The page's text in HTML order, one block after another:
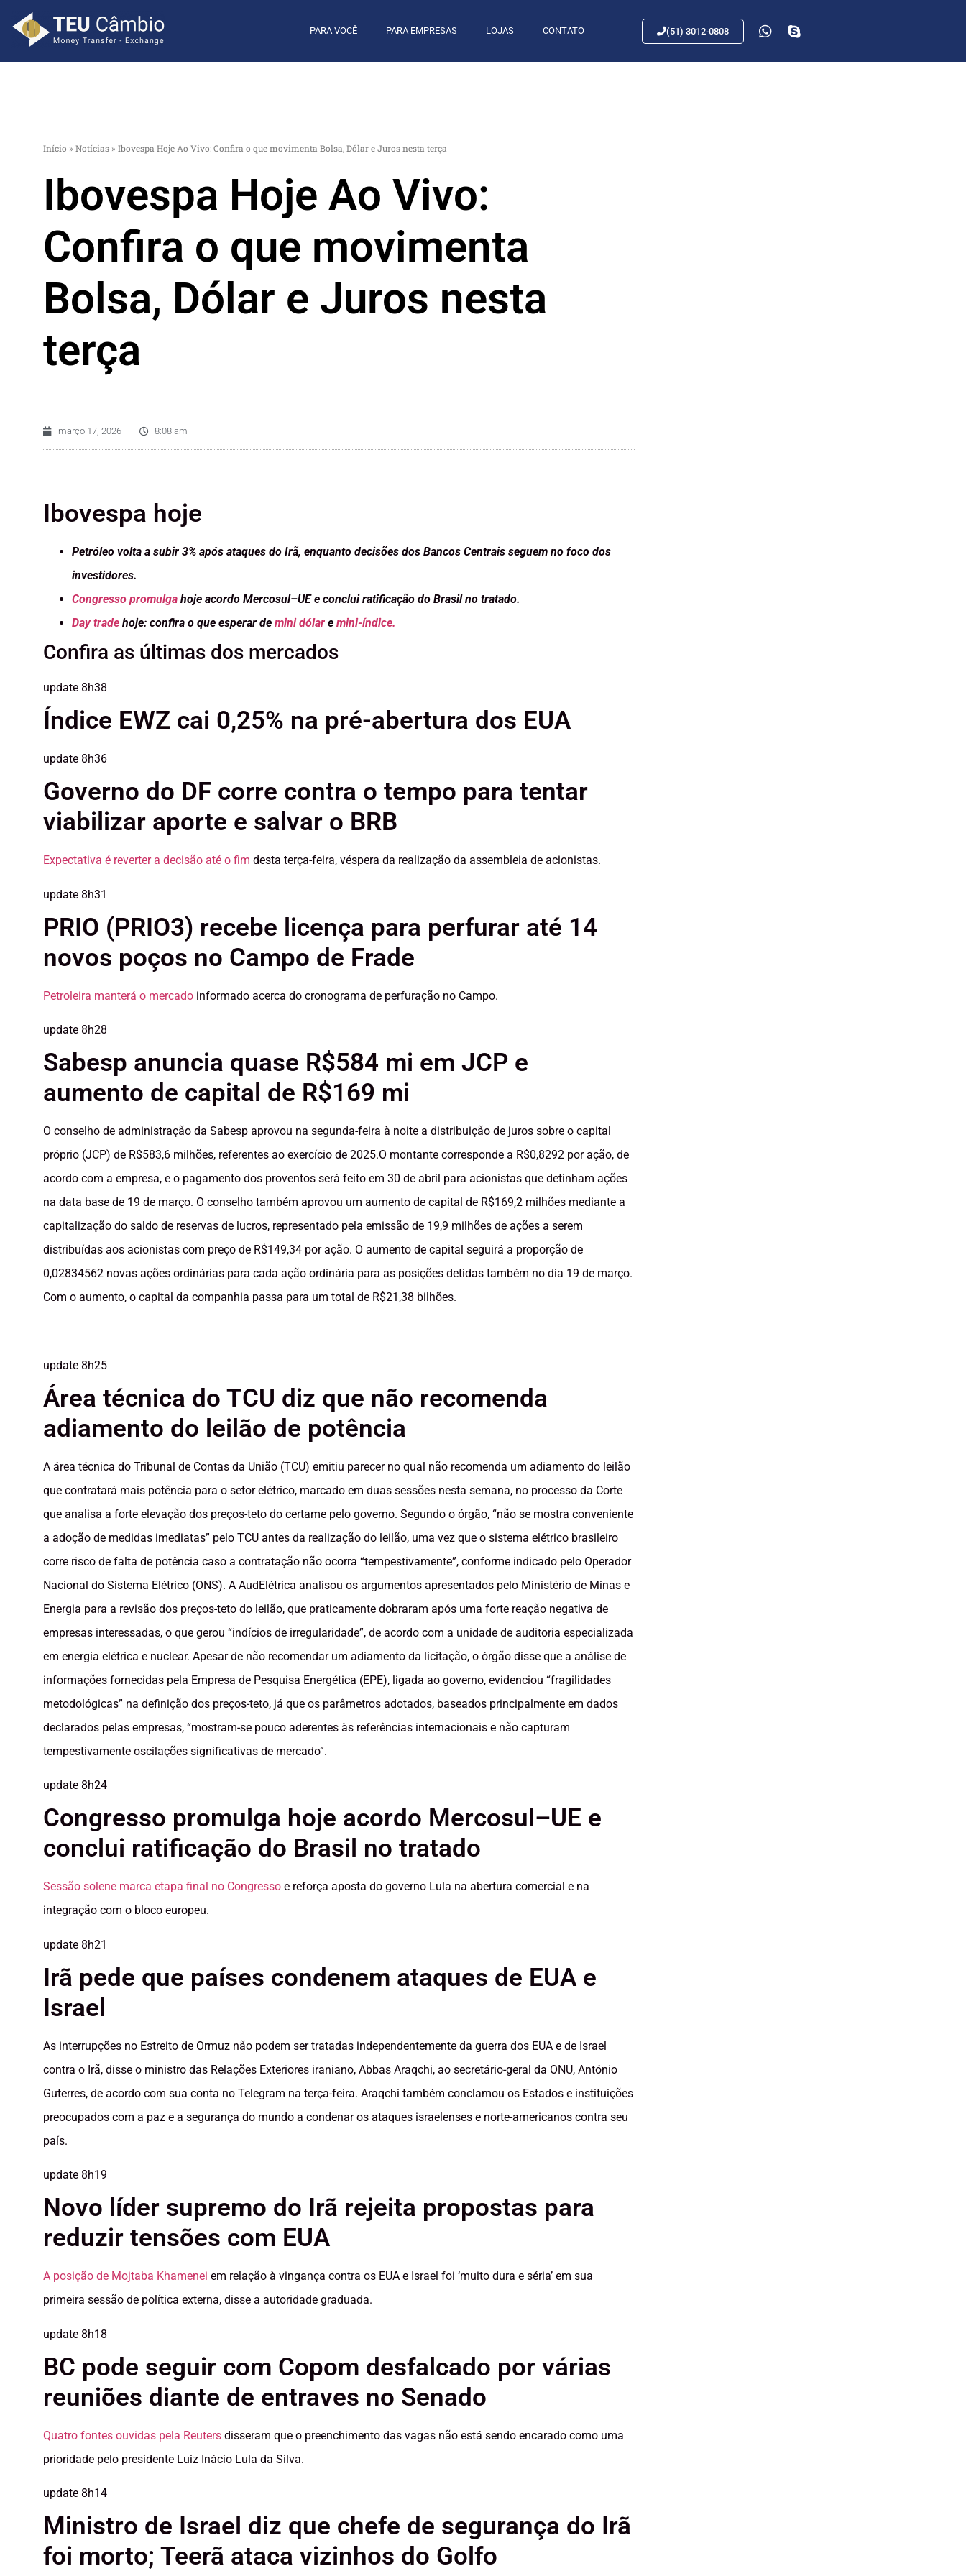
PARA VOCÊ PARA EMPRESAS LOJAS CONTATO (51) 3012-0808
Início » Notícias » Ibovespa Hoje Ao Vivo: Confira o que movimenta Bolsa, Dólar e Juros nesta terça
Ibovespa Hoje Ao Vivo:
Confira o que movimenta
Bolsa, Dólar e Juros nesta
terça
março 17, 2026 8:08 am
Ibovespa hoje
Petróleo volta a subir 3% após ataques do Irã, enquanto decisões dos Bancos Centrais seguem no foco dos
investidores.
Congresso promulga hoje acordo Mercosul–UE e conclui ratificação do Brasil no tratado.
Day trade hoje: confira o que esperar de mini dólar e mini-índice.
Confira as últimas dos mercados
update 8h38
Índice EWZ cai 0,25% na pré-abertura dos EUA
update 8h36
Governo do DF corre contra o tempo para tentar
viabilizar aporte e salvar o BRB
Expectativa é reverter a decisão até o fim desta terça-feira, véspera da realização da assembleia de acionistas.
update 8h31
PRIO (PRIO3) recebe licença para perfurar até 14
novos poços no Campo de Frade
Petroleira manterá o mercado informado acerca do cronograma de perfuração no Campo.
update 8h28
Sabesp anuncia quase R$584 mi em JCP e
aumento de capital de R$169 mi
O conselho de administração da Sabesp aprovou na segunda-feira à noite a distribuição de juros sobre o capital
próprio (JCP) de R$583,6 milhões, referentes ao exercício de 2025.O montante corresponde a R$0,8292 por ação, de
acordo com a empresa, e o pagamento dos proventos será feito em 30 de abril para acionistas que detinham ações
na data base de 19 de março. O conselho também aprovou um aumento de capital de R$169,2 milhões mediante a
capitalização do saldo de reservas de lucros, representado pela emissão de 19,9 milhões de ações a serem
distribuídas aos acionistas com preço de R$149,34 por ação. O aumento de capital seguirá a proporção de
0,02834562 novas ações ordinárias para cada ação ordinária para as posições detidas também no dia 19 de março.
Com o aumento, o capital da companhia passa para um total de R$21,38 bilhões.
update 8h25
Área técnica do TCU diz que não recomenda
adiamento do leilão de potência
A área técnica do Tribunal de Contas da União (TCU) emitiu parecer no qual não recomenda um adiamento do leilão
que contratará mais potência para o setor elétrico, marcado em duas sessões nesta semana, no processo da Corte
que analisa a forte elevação dos preços-teto do certame pelo governo. Segundo o órgão, “não se mostra conveniente
a adoção de medidas imediatas” pelo TCU antes da realização do leilão, uma vez que o sistema elétrico brasileiro
corre risco de falta de potência caso a contratação não ocorra “tempestivamente”, conforme indicado pelo Operador
Nacional do Sistema Elétrico (ONS). A AudElétrica analisou os argumentos apresentados pelo Ministério de Minas e
Energia para a revisão dos preços-teto do leilão, que praticamente dobraram após uma forte reação negativa de
empresas interessadas, o que gerou “indícios de irregularidade”, de acordo com a unidade de auditoria especializada
em energia elétrica e nuclear. Apesar de não recomendar um adiamento da licitação, o órgão disse que a análise de
informações fornecidas pela Empresa de Pesquisa Energética (EPE), ligada ao governo, evidenciou “fragilidades
metodológicas” na definição dos preços-teto, já que os parâmetros adotados, baseados principalmente em dados
declarados pelas empresas, “mostram-se pouco aderentes às referências internacionais e não capturam
tempestivamente oscilações significativas de mercado”.
update 8h24
Congresso promulga hoje acordo Mercosul–UE e
conclui ratificação do Brasil no tratado
Sessão solene marca etapa final no Congresso e reforça aposta do governo Lula na abertura comercial e na
integração com o bloco europeu.
update 8h21
Irã pede que países condenem ataques de EUA e
Israel
As interrupções no Estreito de Ormuz não podem ser tratadas independentemente da guerra dos EUA e de Israel
contra o Irã, disse o ministro das Relações Exteriores iraniano, Abbas Araqchi, ao secretário-geral da ONU, António
Guterres, de acordo com sua conta no Telegram na terça-feira. Araqchi também conclamou os Estados e instituições
preocupados com a paz e a segurança do mundo a condenar os ataques israelenses e norte-americanos contra seu
país.
update 8h19
Novo líder supremo do Irã rejeita propostas para
reduzir tensões com EUA
A posição de Mojtaba Khamenei em relação à vingança contra os EUA ⁠e ‌Israel foi ‘muito dura e séria’ ⁠em sua
primeira sessão de política externa, disse a autoridade graduada.
update 8h18
BC pode seguir com Copom desfalcado por várias
reuniões diante de entraves no Senado
Quatro fontes ouvidas pela Reuters disseram que o preenchimento das vagas não está sendo encarado como uma
prioridade pelo presidente Luiz Inácio Lula ‌da Silva.
update 8h14
Ministro de Israel diz que chefe de segurança do Irã
foi morto; Teerã ataca vizinhos do Golfo